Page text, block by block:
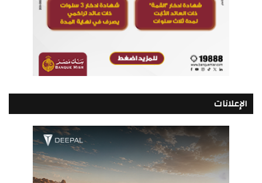
الإعلانات